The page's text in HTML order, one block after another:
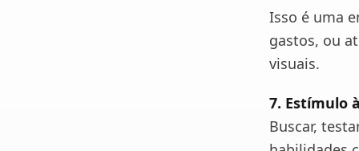
Isso é uma
gastos, ou
visuais.
7. Estímulo
Buscar,